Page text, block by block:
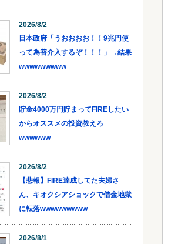
2026/8/2
日本政府「うおおおお！！9兆円使
って為替介入するぞ！！！」→結果
wwwwwwwww
2026/8/2
貯金4000万円貯まってFIREしたい
からオススメの投資教えろ
wwwwww
2026/8/2
【悲報】FIRE達成してた夫婦さ
ん、キオクシアショックで借金地獄
に転落wwwwwwwww
2026/8/1